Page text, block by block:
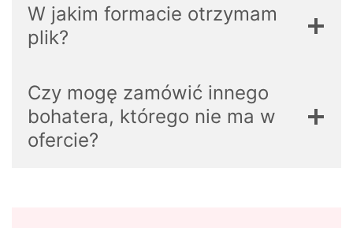
W jakim formacie otrzymam
plik?
Czy mogę zamówić innego
bohatera, którego nie ma w
ofercie?